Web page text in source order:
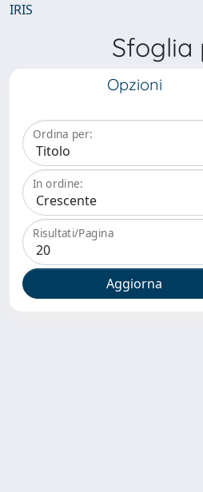
IRIS
Sfoglia
Opzioni
Ordina per:
In ordine:
Risultati/Pagina